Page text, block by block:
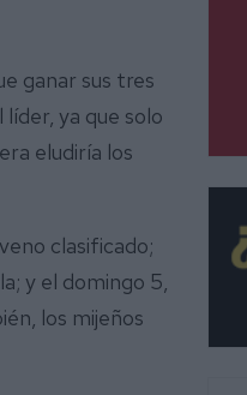
ganar sus tres
ya que solo
eludiría los
clasificado;
y el domingo 5,
los mijeños